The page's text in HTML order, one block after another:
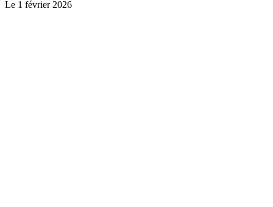
Le 1 février 2026